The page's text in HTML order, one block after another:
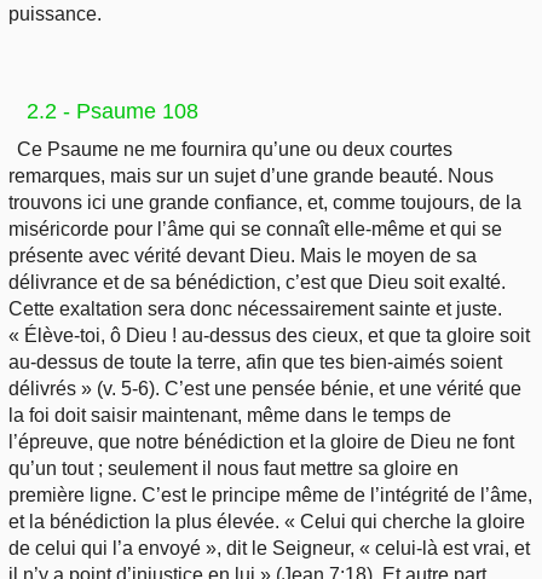
puissance.
2.2 - Psaume 108
Ce Psaume ne me fournira qu’une ou deux courtes
remarques, mais sur un sujet d’une grande beauté. Nous
trouvons ici une grande confiance, et, comme toujours, de la
miséricorde pour l’âme qui se connaît elle-même et qui se
présente avec vérité devant Dieu. Mais le moyen de sa
délivrance et de sa bénédiction, c’est que Dieu soit exalté.
Cette exaltation sera donc nécessairement sainte et juste.
« Élève-toi, ô Dieu ! au-dessus des cieux, et que ta gloire soit
au-dessus de toute la terre, afin que tes bien-aimés soient
délivrés » (v. 5-6). C’est une pensée bénie, et une vérité que
la foi doit saisir maintenant, même dans le temps de
l’épreuve, que notre bénédiction et la gloire de Dieu ne font
qu’un tout ; seulement il nous faut mettre sa gloire en
première ligne. C’est le principe même de l’intégrité de l’âme,
et la bénédiction la plus élevée. « Celui qui cherche la gloire
de celui qui l’a envoyé », dit le Seigneur, « celui-là est vrai, et
il n’y a point d’injustice en lui » (Jean 7:18). Et autre part